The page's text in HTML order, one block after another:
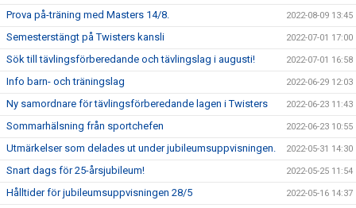
Prova på-träning med Masters 14/8. 2022-08-09 13:45
Semesterstängt på Twisters kansli 2022-07-01 17:00
Sök till tävlingsförberedande och tävlingslag i augusti! 2022-07-01 16:58
Info barn- och träningslag 2022-06-29 12:03
Ny samordnare för tävlingsförberedande lagen i Twisters 2022-06-23 11:43
Sommarhälsning från sportchefen 2022-06-23 10:55
Utmärkelser som delades ut under jubileumsuppvisningen. 2022-05-31 14:30
Snart dags för 25-årsjubileum! 2022-05-25 11:54
Hålltider för jubileumsuppvisningen 28/5 2022-05-16 14:37